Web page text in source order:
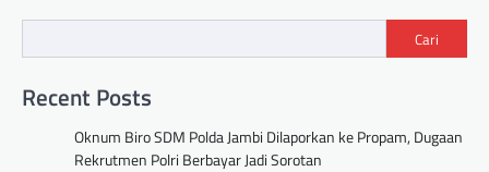
Cari
Recent Posts
Oknum Biro SDM Polda Jambi Dilaporkan ke Propam, Dugaan
Rekrutmen Polri Berbayar Jadi Sorotan